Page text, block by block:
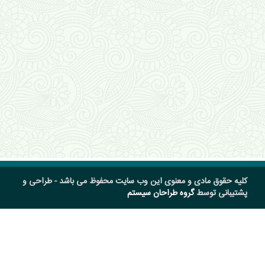
کلیه حقوق مادی و معنوی این وب سایت محفوظ می باشد - طراحی و
پشتیبانی توسطگروه طراحان سیستم